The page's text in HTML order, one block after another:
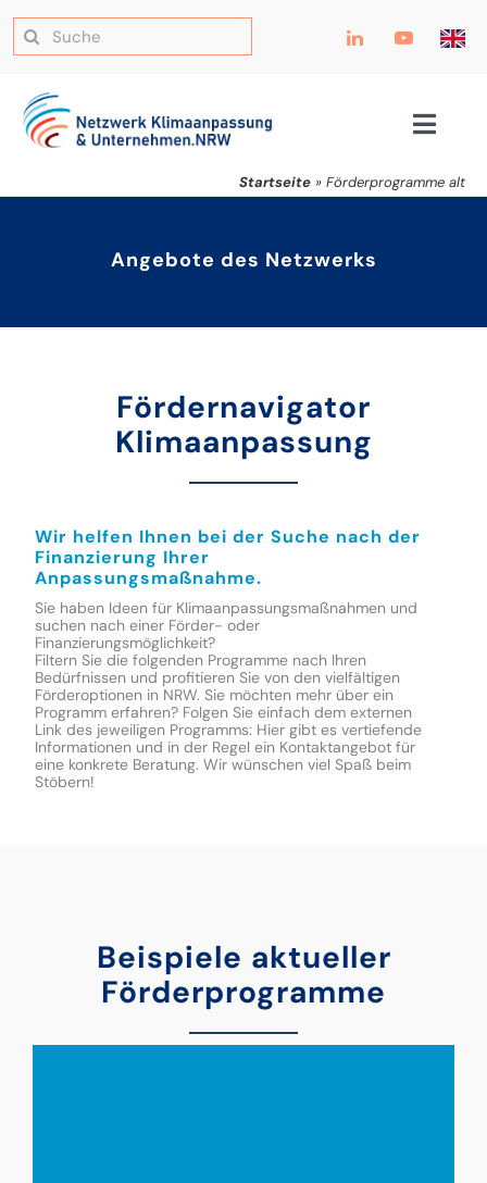
alt
Zum
Inhalt
Suche
Toggle
Startseite »Förderprogramme alt
Angebote des Netzwerks
Fördernavigator
Klimaanpassung
Wir helfen Ihnen bei der Suche nach der
Finanzierung Ihrer
Anpassungsmaßnahme.
Sie haben Ideen für Klimaanpassungsmaßnahmen und
suchen nach einer Förder- oder
Finanzierungsmöglichkeit?
Filtern Sie die folgenden Programme nach Ihren
Bedürfnissen und profitieren Sie von den vielfältigen
Förderoptionen in NRW. Sie möchten mehr über ein
Programm erfahren? Folgen Sie einfach dem externen
Link des jeweiligen Programms: Hier gibt es vertiefende
Informationen und in der Regel ein Kontaktangebot für
eine konkrete Beratung. Wir wünschen viel Spaß beim
Stöbern!
Beispiele aktueller
Förderprogramme